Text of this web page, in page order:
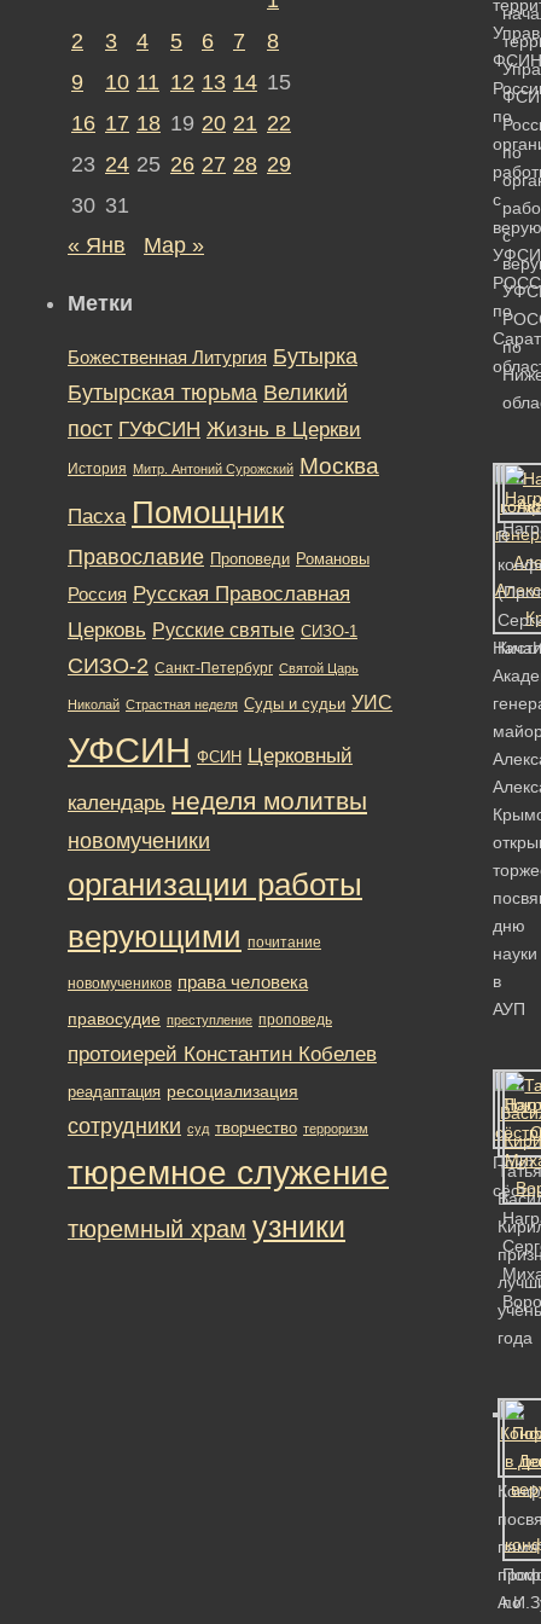
ФСИН
по
с
по
по
с
по
дню
науки
в
АУП
В
Поют
года
по
2
3 4 5 6 7
8
9
10 11 12 13 14 15
16 17 18 19 20 21 22
23 24 25 26 27 28 29
30 31
« Янв
Мар »
Метки
Божественная Литургия Бутырка
Бутырская тюрьма Великий
пост ГУФСИН Жизнь в Церкви
История Митр. Антоний Сурожский Москва
Пасха Помощник
Православие Проповеди Романовы
Россия Русская Православная
Церковь Русские святые СИЗО-1
СИЗО-2 Санкт-Петербург Святой Царь
Николай Страстная неделя Суды и судьи УИС
УФСИН ФСИН Церковный
календарь неделя молитвы
новомученики
организации работы
верующими почитание
новомучеников права человека
правосудие преступление проповедь
протоиерей Константин Кобелев
реадаптация ресоциализация
сотрудники суд творчество терроризм
тюремное служение
тюремный храм узники